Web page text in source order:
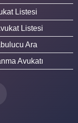
Listesi
Listesi
Ara
Avukatı